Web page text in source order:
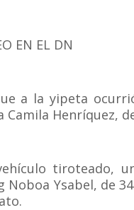
EN EL DN
a la yipeta
Camila Henríquez,
tiroteado,
Noboa Ysabel, de